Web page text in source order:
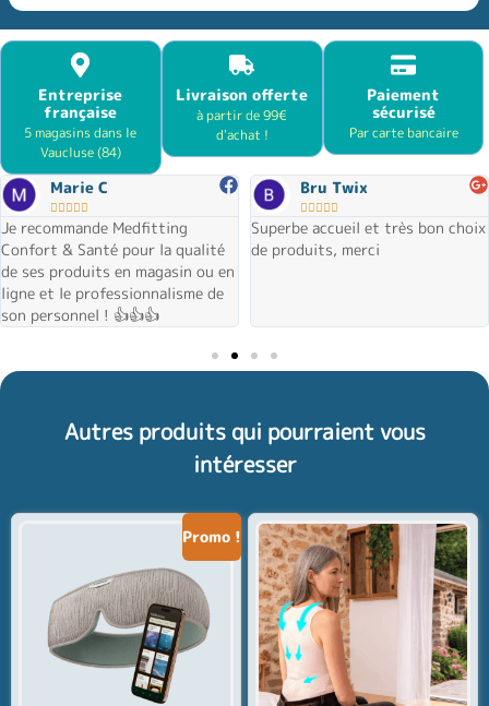
Entreprise
française
5 magasins dans le
Vaucluse (84)
Livraison offerte
à partir de 99€
d'achat !
Paiement
sécurisé
Par carte bancaire
Marie C

Je recommande Medfitting
Confort & Santé pour la qualité
de ses produits en magasin ou en
ligne et le professionnalisme de
son personnel ! 👍👍👍
Bru Twix

Superbe accueil et très bon choix
de produits, merci
Autres produits qui pourraient vous
intéresser
Promo !